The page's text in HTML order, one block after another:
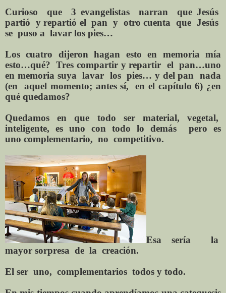
Curioso que 3 evangelistas narran
que Jesús
partió y repartió el pan y otro cuenta que Jesús
se puso a lavar los pies…
Los cuatro dijeron hagan esto en memoria mía
esto…qué? Tres compartir y repartir el pan…uno
en memoria suya lavar los pies… y del pan
nada
(en
aquel momento; antes sí,
en el capítulo 6) ¿en
qué quedamos?
Quedamos en
que todo ser
material, vegetal,
inteligente,
es uno con todo lo demás
pero es
uno complementario, no competitivo.
Esa sería
la
mayor sorpresa de la creación.
El ser uno, complementarios todos y todo.